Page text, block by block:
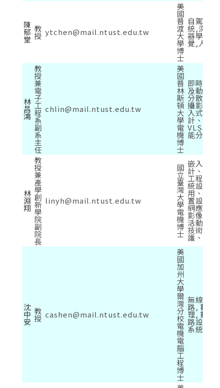
陳
郁
堂
教
授 ytchen@mail.ntust.edu.tw
美
國
普
渡
大
學
博
士
自駕車
統,深度
器學習,
覺,人工
林
昌
鴻
教
授
兼
電
子
工
程
系
副
系
主
任
chlin@mail.ntust.edu.tw
美
國
普
林
斯
頓
大
學
電
機
博
士
即時影
及動作
分散式
攝影系
入式系
計、低
VLSI設
能分析
林
淵
翔
教
授
兼
產
學
創
新
學
院
副
院
長
linyh@mail.ntust.edu.tw
國
立
臺
灣
大
學
電
機
博
士
嵌入式
計、生
工程、
統設計
用、穿
置設計
網應用
影像的
活動信
技術、
護、機
沈
中
安
教
授 cashen@mail.ntust.edu.tw
美
國
加
州
大
學
爾
灣
分
校
電
機
電
腦
工
程
博
士
無線通
路, 數位
理, 數位
路設計,
系統設計